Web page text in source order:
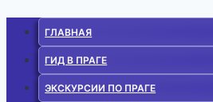
ГЛАВНАЯ
ГИД В ПРАГЕ
ЭКСКУРСИИ ПО ПРАГЕ